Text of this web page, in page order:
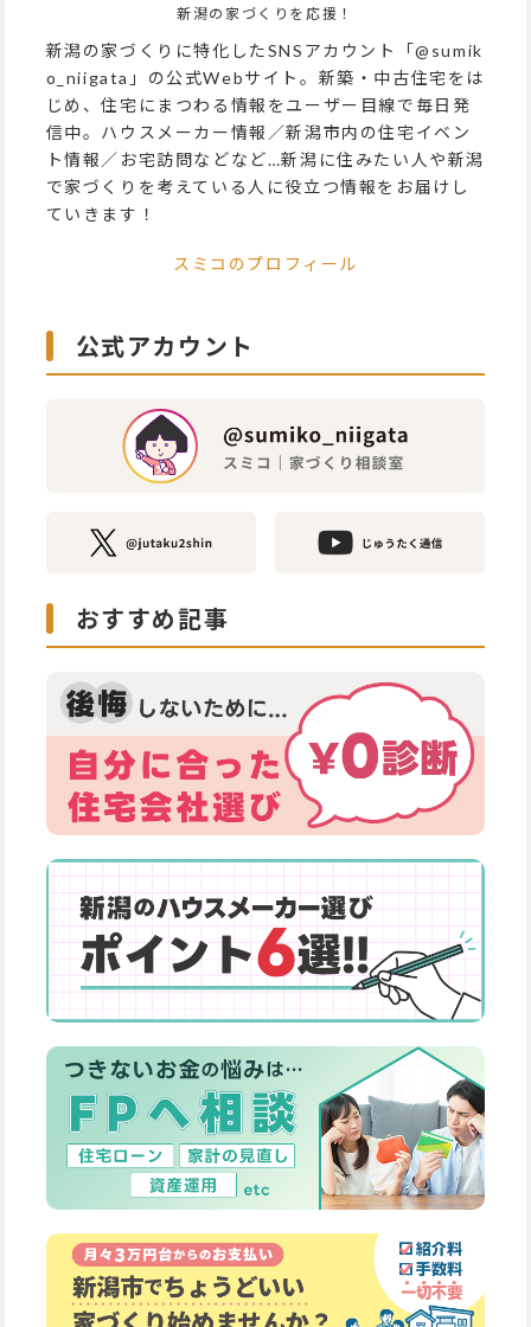
新潟の家づくりを応援！
新潟の家づくりに特化したSNSアカウント「@sumik
o_niigata」の公式Webサイト。新築・中古住宅をは
じめ、住宅にまつわる情報をユーザー目線で毎日発
信中。ハウスメーカー情報／新潟市内の住宅イベン
ト情報／お宅訪問などなど…新潟に住みたい人や新潟
で家づくりを考えている人に役立つ情報をお届けし
ていきます！
スミコのプロフィール
公式アカウント
おすすめ記事